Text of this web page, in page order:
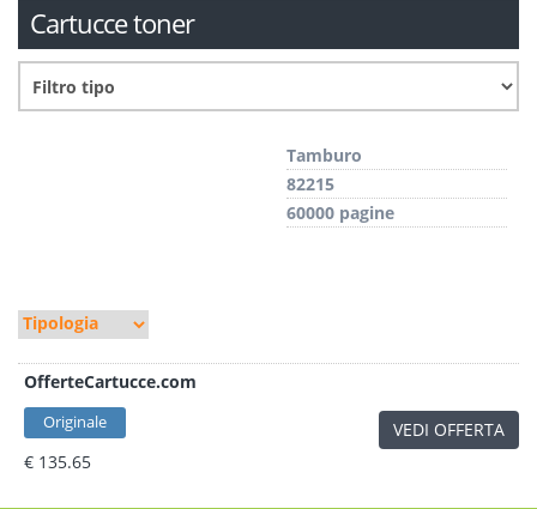
Cartucce toner
Tamburo
82215
60000 pagine
OfferteCartucce.com
Originale
€ 135.65
VEDI OFFERTA